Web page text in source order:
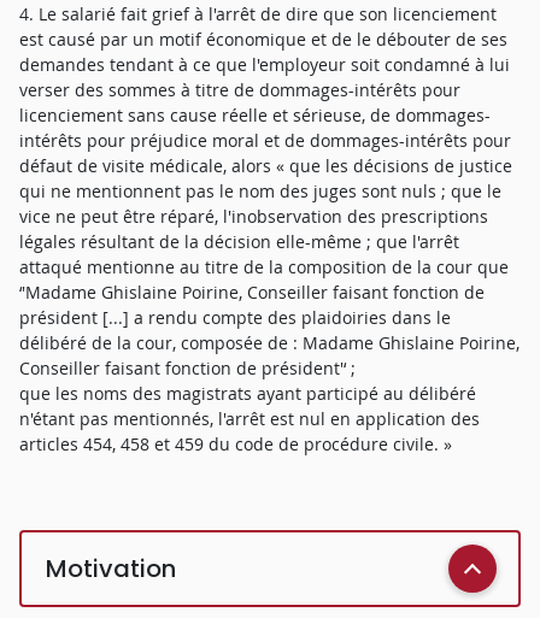
4. Le salarié fait grief à l'arrêt de dire que son licenciement
est causé par un motif économique et de le débouter de ses
demandes tendant à ce que l'employeur soit condamné à lui
verser des sommes à titre de dommages-intérêts pour
licenciement sans cause réelle et sérieuse, de dommages-
intérêts pour préjudice moral et de dommages-intérêts pour
défaut de visite médicale, alors « que les décisions de justice
qui ne mentionnent pas le nom des juges sont nuls ; que le
vice ne peut être réparé, l'inobservation des prescriptions
légales résultant de la décision elle-même ; que l'arrêt
attaqué mentionne au titre de la composition de la cour que
‘'Madame Ghislaine Poirine, Conseiller faisant fonction de
président [...] a rendu compte des plaidoiries dans le
délibéré de la cour, composée de : Madame Ghislaine Poirine,
Conseiller faisant fonction de président'‘ ;
que les noms des magistrats ayant participé au délibéré
n'étant pas mentionnés, l'arrêt est nul en application des
articles 454, 458 et 459 du code de procédure civile. »
Motivation